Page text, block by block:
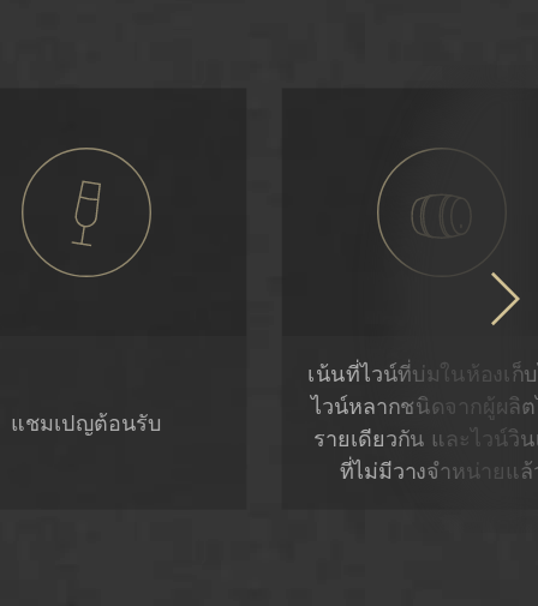
แชมเปญต้อนรับ
เน้นที่ไวน์ที่บ่มในห้องเก็
ไวน์หลากชนิดจากผู้ผลิ
รายเดียวกัน และไวน์วิ
ที่ไม่มีวางจำหน่ายแล้